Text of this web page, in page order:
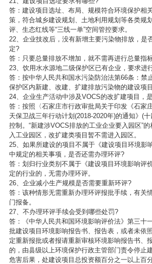
答：建设项目选址、布局、规模符合环境保护相
策，符合城乡建设规划、土地利用规划等各类规
评、生态红线等“三线一单”空间管控要求。
22、企业技改后，没有新增主要污染物排放，是
定?
答：只要总量排放不增加，就不需再进行总量指标
23、饮用水水源地二级保护区已有企业，要求进
答：按中华人民共和国水污染防治法第66条：禁
保护区内新建、改建、扩建排放污染物的建设项目
24、企业生产活动中涉及VOCS的改扩建项目，
答：按照〈石家庄市行政审批局关于印发《石家
天保卫战三年行动计划(2018-2020年)的通知》(
控制。“新建涉VOCS排放的工业企业要入园区”
入工业园区，改扩建类项目暂不需进入园区。
25、如果所建设的项目不属于《建设项目环境影
中规定的相关事项，是否还需办理环评?
答：划归行业类别不属于《建设项目环境影响评
定的行业的，无需办理环评。
26、企业减小生产规模是否需要重新环评?
答：该种情形无需重新办理环评报批手续，有关
门报备。
27、不办理环评手续会受到哪些处罚?
答：《中华人民共和国环境影响评价法》第三十
批建设项目环境影响报告书、报告表，或者未依
定重新报批或者报请重新审核环境影响报告书、
的，由县级以上环境保护行政主管部门责令停止
危害后果，处建设项目总投资额百分之一以上百